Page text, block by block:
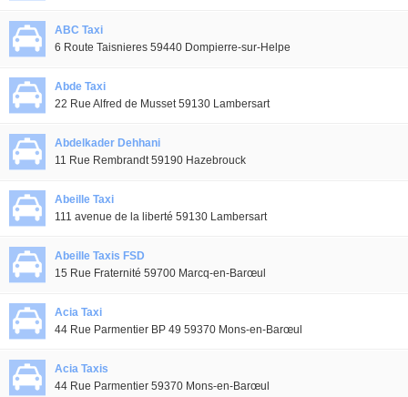
ABC Taxi
6 Route Taisnieres 59440 Dompierre-sur-Helpe
Abde Taxi
22 Rue Alfred de Musset 59130 Lambersart
Abdelkader Dehhani
11 Rue Rembrandt 59190 Hazebrouck
Abeille Taxi
111 avenue de la liberté 59130 Lambersart
Abeille Taxis FSD
15 Rue Fraternité 59700 Marcq-en-Barœul
Acia Taxi
44 Rue Parmentier BP 49 59370 Mons-en-Barœul
Acia Taxis
44 Rue Parmentier 59370 Mons-en-Barœul